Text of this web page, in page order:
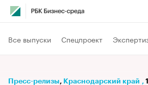
Все выпуски Спецпроект
Пресс-релизы⁠, Краснодарский край ,